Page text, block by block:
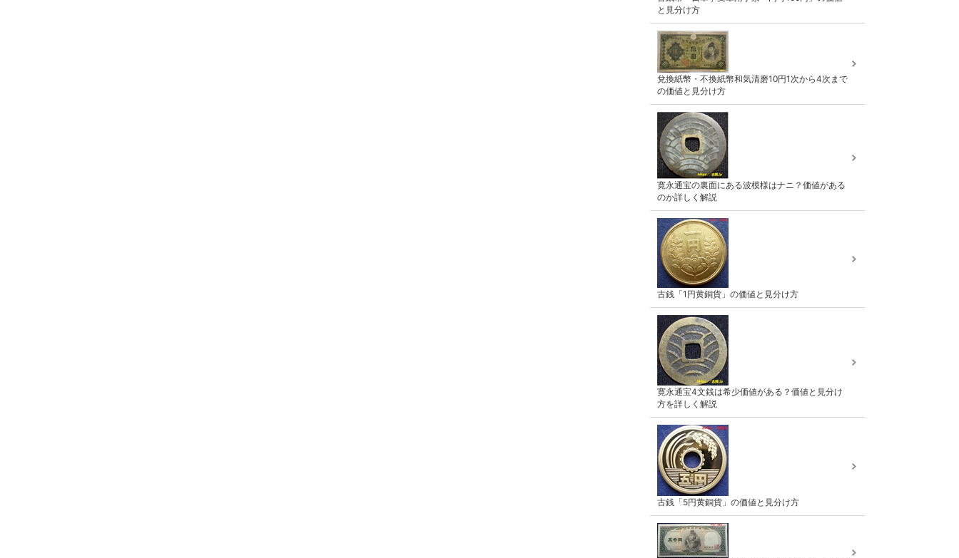
と見分け方
兌換紙幣・不換紙幣和気清磨10円1次から4次まで
の価値と見分け方
寛永通宝の裏面にある波模様はナニ？価値がある
のか詳しく解説
古銭「1円黄銅貨」の価値と見分け方
寛永通宝4文銭は希少価値がある？価値と見分け
方を詳しく解説
古銭「5円黄銅貨」の価値と見分け方